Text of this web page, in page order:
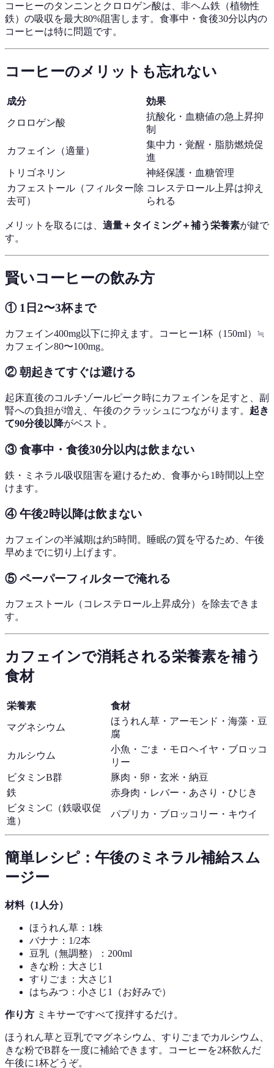
コーヒーのタンニンとクロロゲン酸は、非ヘム鉄（植物性
鉄）の吸収を最大80%阻害します。食事中・食後30分以内の
コーヒーは特に問題です。
コーヒーのメリットも忘れない
成分 効果
クロロゲン酸
抗酸化・血糖値の急上昇抑
制
カフェイン（適量）
集中力・覚醒・脂肪燃焼促
進
トリゴネリン
神経保護・血糖管理
カフェストール（フィルター除
去可）
コレステロール上昇は抑え
られる
メリットを取るには、 適量＋タイミング＋補う栄養素が鍵で
す。
賢いコーヒーの飲み方
① 1日2〜3杯まで
カフェイン400mg以下に抑えます。コーヒー1杯（150ml）≒
カフェイン80〜100mg。
② 朝起きてすぐは避ける
起床直後のコルチゾールピーク時にカフェインを足すと、副
腎への負担が増え、午後のクラッシュにつながります。 起き
て90分後以降がベスト。
③ 食事中・食後30分以内は飲まない
鉄・ミネラル吸収阻害を避けるため、食事から1時間以上空
けます。
④ 午後2時以降は飲まない
カフェインの半減期は約5時間。睡眠の質を守るため、午後
早めまでに切り上げます。
⑤ ペーパーフィルターで淹れる
カフェストール（コレステロール上昇成分）を除去できま
す。
カフェインで消耗される栄養素を補う
食材
栄養素 食材
マグネシウム
ほうれん草・アーモンド・海藻・豆
腐
カルシウム
小魚・ごま・モロヘイヤ・ブロッコ
リー
ビタミンB群
豚肉・卵・玄米・納豆
鉄
赤身肉・レバー・あさり・ひじき
ビタミンC（鉄吸収促
進）
パプリカ・ブロッコリー・キウイ
簡単レシピ：午後のミネラル補給スム
ージー
材料（1人分）
ほうれん草：1株
バナナ：1/2本
豆乳（無調整）：200ml
きな粉：大さじ1
すりごま：大さじ1
はちみつ：小さじ1（お好みで）
作り方 ミキサーですべて撹拌するだけ。
ほうれん草と豆乳でマグネシウム、すりごまでカルシウム、
きな粉でB群を一度に補給できます。コーヒーを2杯飲んだ
午後に1杯どうぞ。